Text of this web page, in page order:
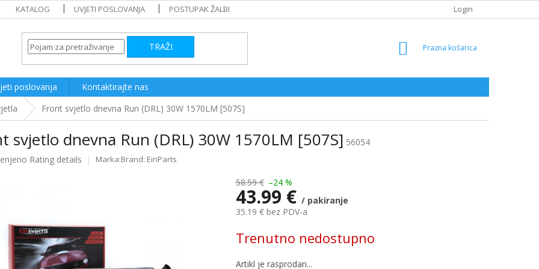
KATALOG UVJETI POSLOVANJA POSTUPAK ŽALBI Login
TRAŽI
SHOPPING
poslovanja
Kontaktirajte nas
Front svjetlo dnevna Run (DRL) 30W 1570LM [507S]
svjetlo dnevna Run (DRL) 30W 1570LM [507S] 56054
Rating details Brand: EinParts
58.59 € –24 %
43.99 € / pakiranje
35.19 € bez PDV-a
price:
Trenutno nedostupno